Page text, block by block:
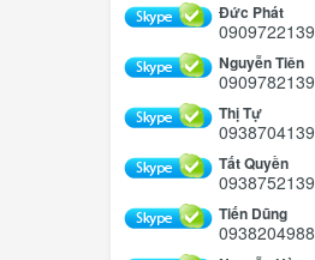
Đức Phát
0909722139
Nguyễn Tiên
0909782139
Thị Tự
0938704139
Tất Quyền
0938752139
Tiến Dũng
0938204988